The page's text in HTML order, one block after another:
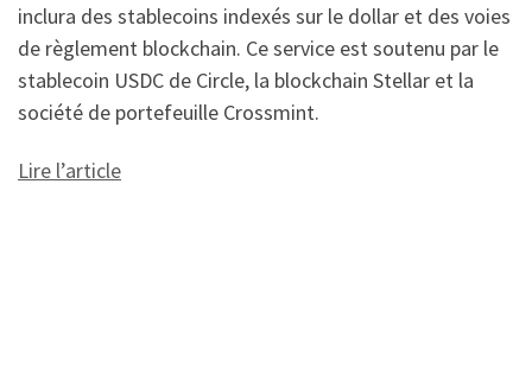
inclura des stablecoins indexés sur le dollar et des voies
de règlement blockchain. Ce service est soutenu par le
stablecoin USDC de Circle, la blockchain Stellar et la
société de portefeuille Crossmint.
Lire l’article